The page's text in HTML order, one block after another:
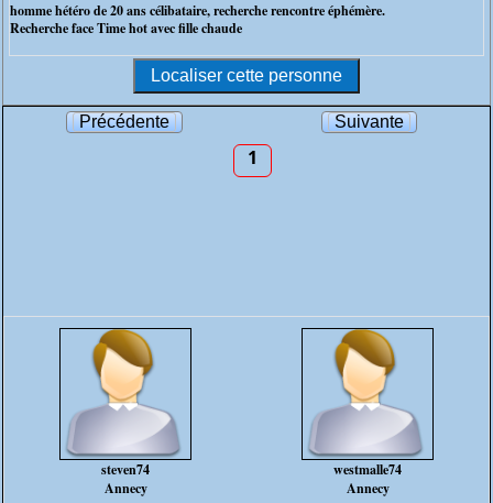
homme hétéro de 20 ans célibataire, recherche rencontre éphémère.
Recherche face Time hot avec fille chaude
Précédente Suivante
1
steven74
Annecy
westmalle74
Annecy